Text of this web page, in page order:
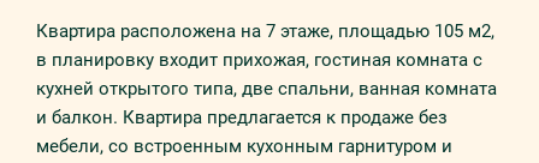
Квартира расположена на 7 этаже, площадью 105 м2,
в планировку входит прихожая, гостиная комната с
кухней открытого типа, две спальни, ванная комната
и балкон. Квартира предлагается к продаже без
мебели, со встроенным кухонным гарнитуром и